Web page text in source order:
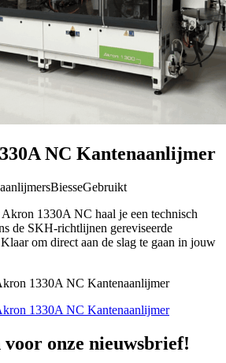
NC Kantenaanlijmer
BiesseGebruikt
1330A NC haal je een technisch
de SKH-richtlijnen gereviseerde
om direct aan de slag te gaan in jouw
1330A NC Kantenaanlijmer
1330A NC Kantenaanlijmer
onze nieuwsbrief!